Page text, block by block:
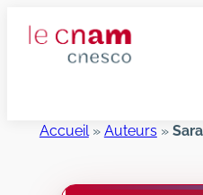
Accueil» Auteurs»